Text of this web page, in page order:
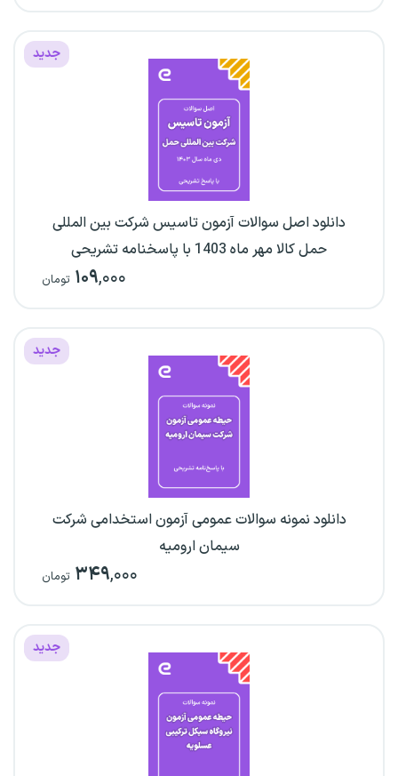
جدید
دانلود اصل سوالات آزمون تاسیس شرکت بین المللی
حمل کالا مهر ماه 1403 با پاسخنامه تشریحی
۱۰۹,۰۰۰ تومان
جدید
دانلود نمونه سوالات عمومی آزمون استخدامی شرکت
سیمان ارومیه
۳۴۹,۰۰۰ تومان
جدید